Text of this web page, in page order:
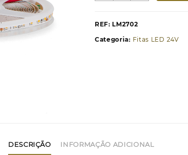
SMD2835
REF: LM2702
Categoria: Fitas LED 24V
DESCRIÇÃO INFORMAÇÃO ADICIONAL